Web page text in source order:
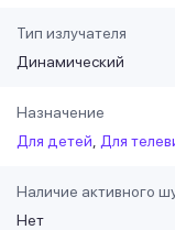
Тип излучателя
Динамический
Назначение
Для детей
Для
Наличие активного
Нет